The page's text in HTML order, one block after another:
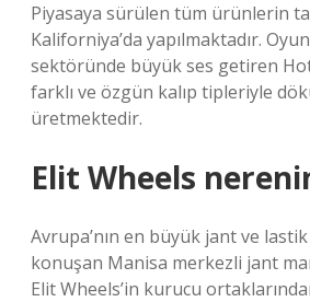
Piyasaya sürülen tüm ürünlerin
Kaliforniya’da yapılmaktadır.
sektöründe büyük ses getiren
farklı ve özgün kalıp tipleriyle
üretmektedir.
Elit Wheels
Avrupa’nın en büyük jant ve
konuşan Manisa merkezli jant
Elit Wheels’in kurucu